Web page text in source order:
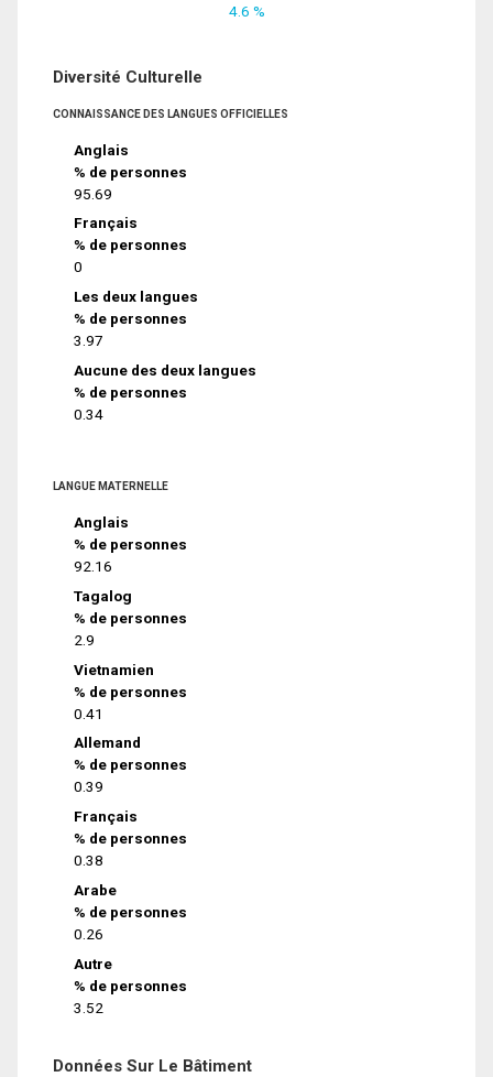
4.6 %
Diversité Culturelle
CONNAISSANCE DES LANGUES OFFICIELLES
Anglais
% de personnes
95.69
Français
% de personnes
0
Les deux langues
% de personnes
3.97
Aucune des deux langues
% de personnes
0.34
LANGUE MATERNELLE
Anglais
% de personnes
92.16
Tagalog
% de personnes
2.9
Vietnamien
% de personnes
0.41
Allemand
% de personnes
0.39
Français
% de personnes
0.38
Arabe
% de personnes
0.26
Autre
% de personnes
3.52
Données Sur Le Bâtiment